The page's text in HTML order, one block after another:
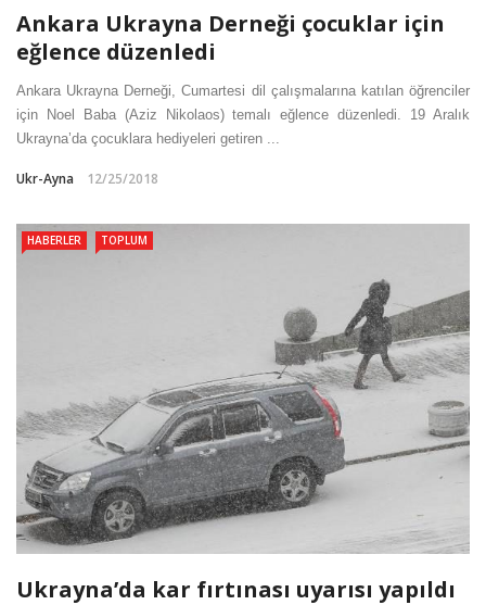
Ankara Ukrayna Derneği çocuklar için
eğlence düzenledi
Ankara Ukrayna Derneği, Cumartesi dil çalışmalarına katılan öğrenciler
için Noel Baba (Aziz Nikolaos) temalı eğlence düzenledi. 19 Aralık
Ukrayna’da çocuklara hediyeleri getiren ...
Ukr-Ayna 12/25/2018
HABERLER TOPLUM
Ukrayna’da kar fırtınası uyarısı yapıldı